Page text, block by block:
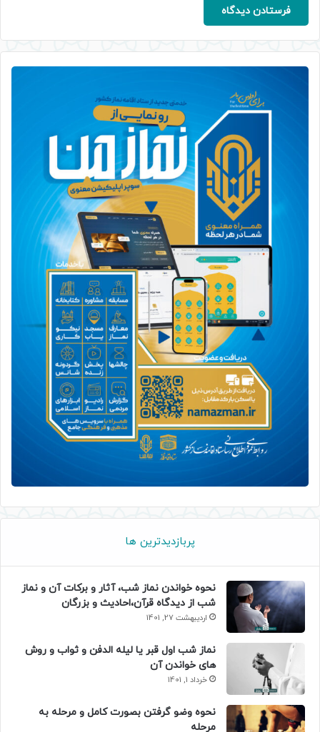
پربازدیدترین ها
نحوه خواندن نماز شب، آثار و برکات آن و نماز
شب از دیدگاه قرآن،احادیث و بزرگان
اردیبهشت 27, 1401
نماز شب اول قبر یا لیله الدفن و ثواب و روش
های خواندن آن
خرداد 1, 1401
نحوه وضو گرفتن بصورت کامل و مرحله به
مرحله